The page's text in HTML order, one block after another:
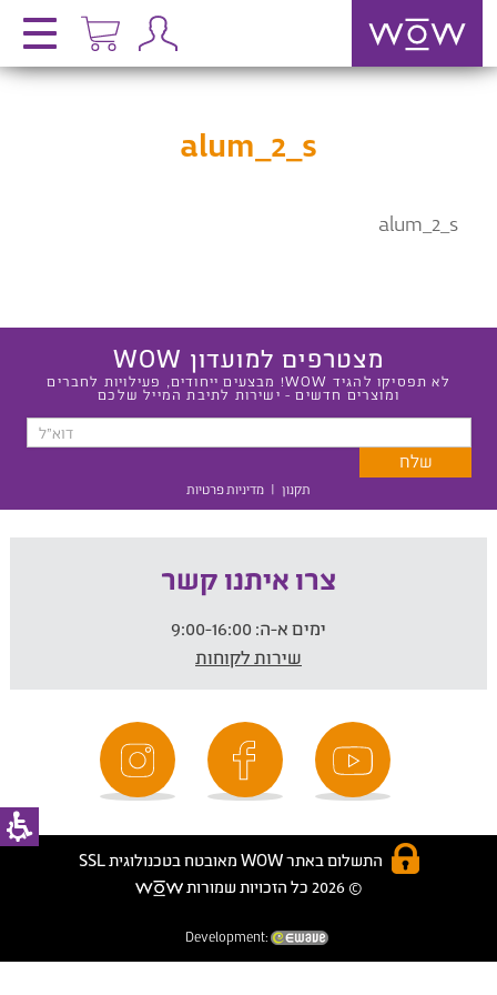
alum_2_s
alum_2_s
מצטרפים למועדון WOW
לא תפסיקו להגיד WOW! מבצעים ייחודים, פעילויות לחברים
ומוצרים חדשים - ישירות לתיבת המייל שלכם
תקנון | מדיניות פרטיות
צרו איתנו קשר
ימים א-ה:
שירות לקוחות
התשלום באתר WOW מאובטח בטכנולוגית SSL
© 2026 כל הזכויות שמורות
Development: